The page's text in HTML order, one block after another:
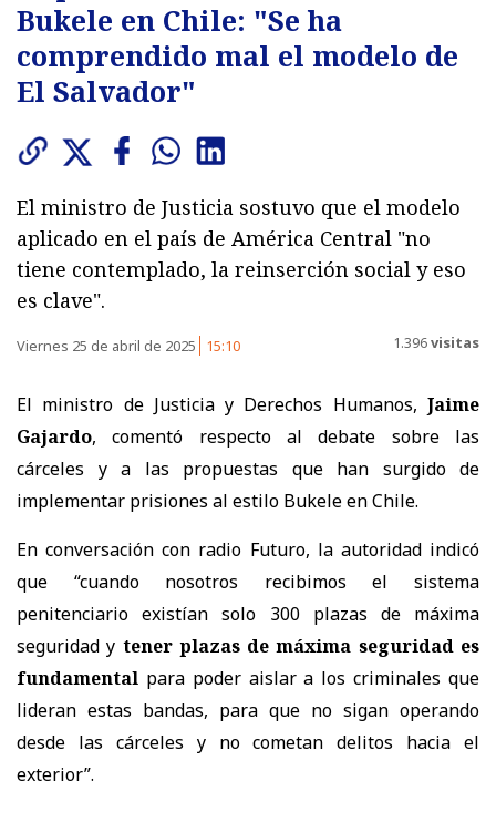
Bukele en Chile: "Se ha
comprendido mal el modelo de
El Salvador"
El ministro de Justicia sostuvo que el modelo
aplicado en el país de América Central "no
tiene contemplado, la reinserción social y eso
es clave".
Viernes 25 de abril de 2025 15:10 1.396visitas
El ministro de Justicia y Derechos Humanos, Jaime
Gajardo, comentó respecto al debate sobre las
cárceles y a las propuestas que han surgido de
implementar prisiones al estilo Bukele en Chile.
En conversación con radio Futuro, la autoridad indicó
que “cuando nosotros recibimos el sistema
penitenciario existían solo 300 plazas de máxima
seguridad y tener plazas de máxima seguridad es
fundamental para poder aislar a los criminales que
lideran estas bandas, para que no sigan operando
desde las cárceles y no cometan delitos hacia el
exterior”.